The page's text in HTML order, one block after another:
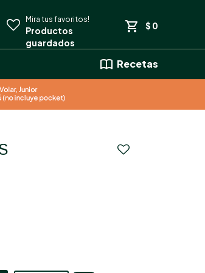
Recetas
$ 0